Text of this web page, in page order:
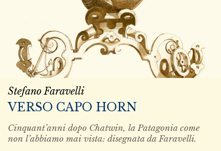
Stefano Faravelli
VERSO CAPO HORN
Cinquant’anni dopo Chatwin, la Patagonia come
non l’abbiamo mai vista: disegnata da Faravelli.